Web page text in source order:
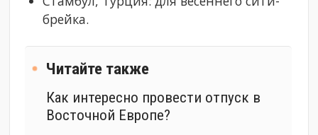
брейка.
Читайте также
Как интересно провести отпуск в
Восточной Европе?